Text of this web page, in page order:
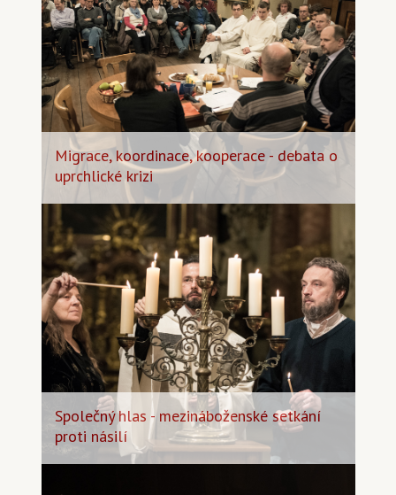
Migrace, koordinace, kooperace - debata o
uprchlické krizi
Společný hlas - mezináboženské setkání
proti násilí